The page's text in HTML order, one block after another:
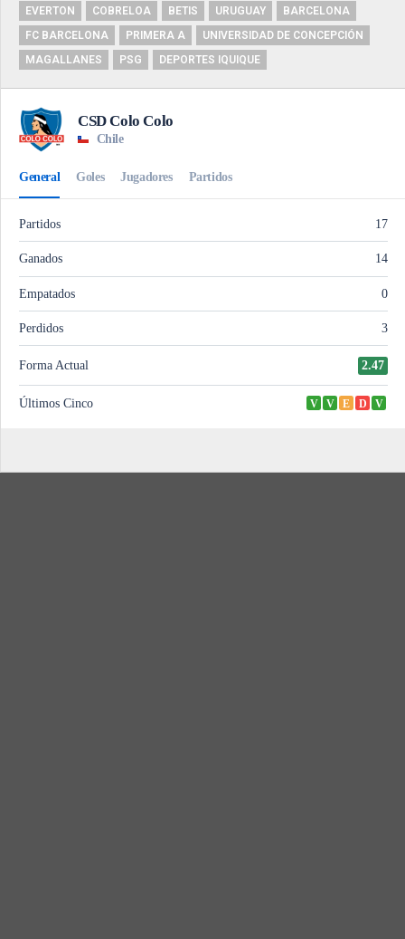
EVERTON
COBRELOA BETIS URUGUAY
BARCELONA
FC BARCELONA
PRIMERA A
UNIVERSIDAD DE CONCEPCIÓN
MAGALLANES
PSG DEPORTES IQUIQUE